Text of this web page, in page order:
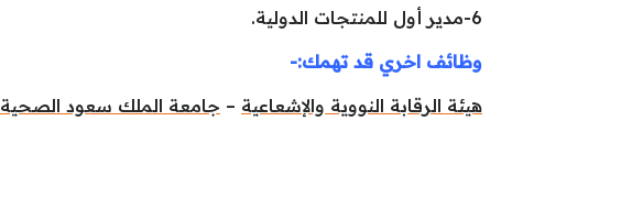
6-مدير أول للمنتجات الدولية.
وظائف اخري قد تهمك:-
هيئة الرقابة النووية والإشعاعية – جامعة الملك سعود الصحية